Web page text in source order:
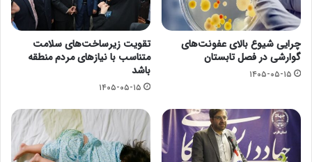
چرایی شیوع بالای عفونت‌های
گوارشی در فصل تابستان
۱۴۰۵-۰۵-۱۵
تقویت زیرساخت‌های سلامت
متناسب با نیازهای مردم منطقه
باشد
۱۴۰۵-۰۵-۱۵